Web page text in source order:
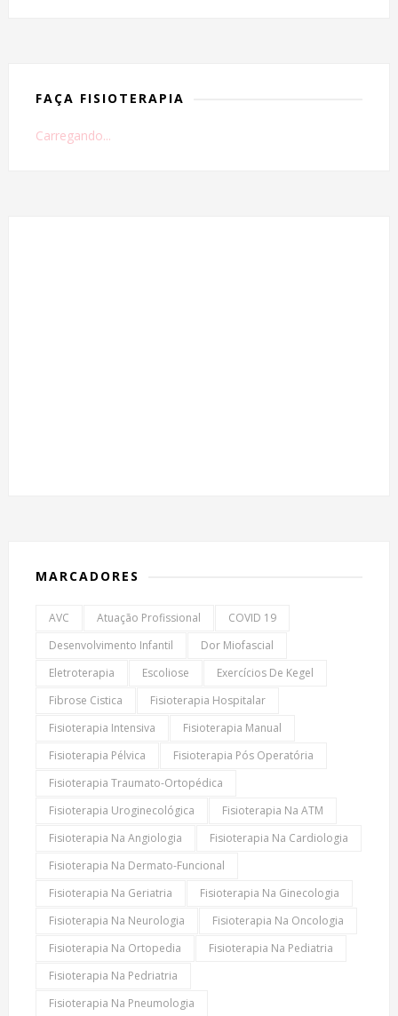
FAÇA FISIOTERAPIA
Carregando...
MARCADORES
AVC Atuação Profissional
COVID 19
Desenvolvimento Infantil
Dor Miofascial
Eletroterapia
Escoliose
Exercícios De Kegel
Fibrose Cistica
Fisioterapia Hospitalar
Fisioterapia Intensiva
Fisioterapia Manual
Fisioterapia Pélvica
Fisioterapia Pós Operatória
Fisioterapia Traumato-Ortopédica
Fisioterapia Uroginecológica
Fisioterapia Na ATM
Fisioterapia Na Angiologia
Fisioterapia Na Cardiologia
Fisioterapia Na Dermato-Funcional
Fisioterapia Na Geriatria
Fisioterapia Na Ginecologia
Fisioterapia Na Neurologia
Fisioterapia Na Oncologia
Fisioterapia Na Ortopedia
Fisioterapia Na Pediatria
Fisioterapia Na Pedriatria
Fisioterapia Na Pneumologia